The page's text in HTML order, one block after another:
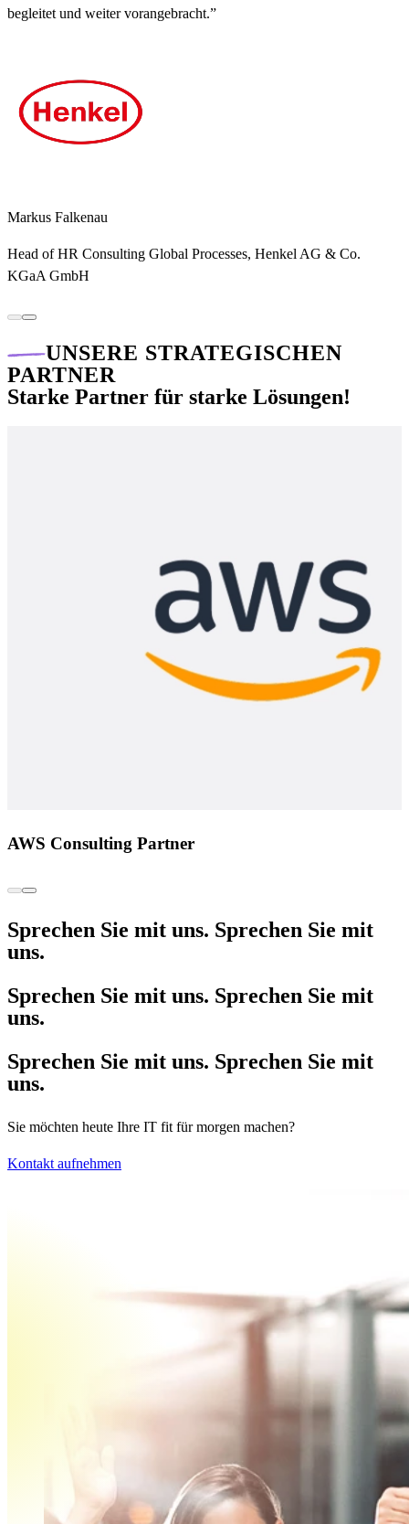
begleitet und weiter vorangebracht.”
Markus Falkenau
Head of HR Consulting Global Processes, Henkel AG & Co.
KGaA GmbH
UNSERE STRATEGISCHEN
PARTNER
Starke Partner für starke Lösungen!
AWS Consulting Partner
Sprechen Sie mit uns. Sprechen Sie mit
uns.
Sprechen Sie mit uns. Sprechen Sie mit
uns.
Sprechen Sie mit uns. Sprechen Sie mit
uns.
Sie möchten heute Ihre IT fit für morgen machen?
Kontakt aufnehmen